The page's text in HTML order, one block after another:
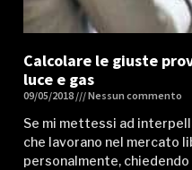
Calcolare le giuste
luce e gas
09/05/2018 Nessun commento
Se mi mettessi ad
che lavorano nel mercato
personalmente,